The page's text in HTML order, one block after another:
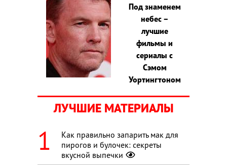
Под знаменем
небес –
лучшие
фильмы и
сериалы с
Сэмом
Уортингтоном
ЛУЧШИЕ МАТЕРИАЛЫ
Как правильно запарить мак для
пирогов и булочек: секреты
вкусной выпечки